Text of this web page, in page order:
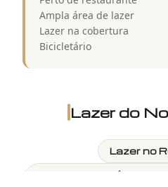
Ampla área de lazer
Lazer na cobertura
Bicicletário
Lazer do
Lazer no
Neste condomínio